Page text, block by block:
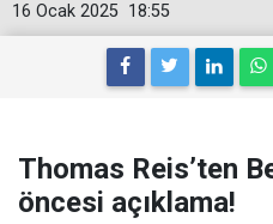
18:55
16 Ocak 2025
Thomas Reis’ten
öncesi açıklama!